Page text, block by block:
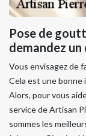
Pose de
demandez
Vous envisagez de
Cela est une
Alors, pour vous
service de Artisan
sommes les